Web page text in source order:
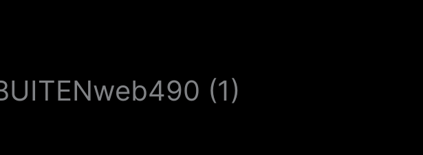
(1)